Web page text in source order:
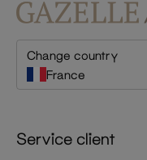
Change country
France
Service client